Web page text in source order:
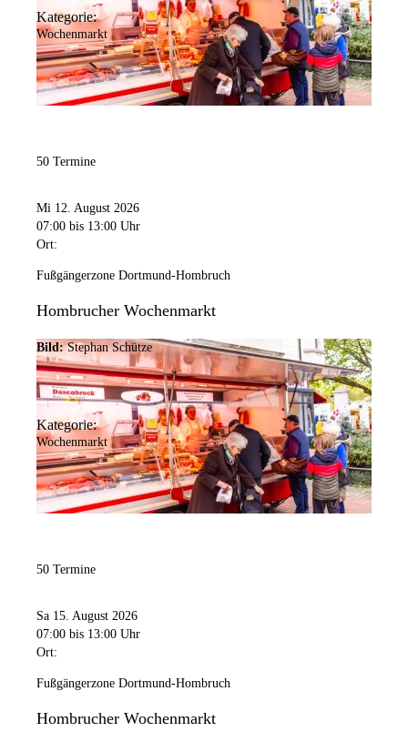
Kategorie:
Wochenmarkt
50 Termine
Mi 12. August 2026
07:00 bis 13:00 Uhr
Ort:
Fußgängerzone Dortmund-Hombruch
Hombrucher Wochenmarkt
Bild: Stephan Schütze
Kategorie:
Wochenmarkt
50 Termine
Sa 15. August 2026
07:00 bis 13:00 Uhr
Ort:
Fußgängerzone Dortmund-Hombruch
Hombrucher Wochenmarkt